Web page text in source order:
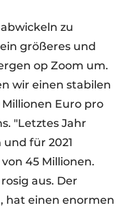
zu
größeres und
op Zoom um.
wir einen stabilen
Millionen Euro pro
"Letztes Jahr
für 2021
45 Millionen.
aus. Der
hat einen enormen